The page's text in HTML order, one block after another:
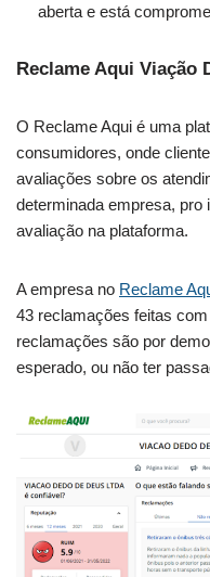
aberta e está
Reclame Aqui Viação
O Reclame Aqui é uma
consumidores, onde
avaliações sobre os
determinada empresa, pro
avaliação na plataforma.
A empresa no Reclame
43 reclamações feitas
reclamações são por
esperado, ou não ter